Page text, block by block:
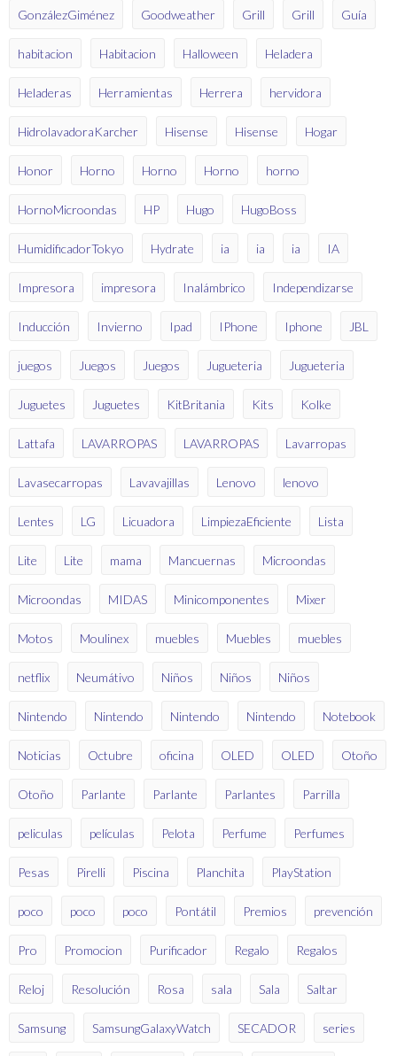
GonzálezGiménez Goodweather Grill Grill Guía
habitacion Habitacion Halloween Heladera
Heladeras Herramientas Herrera hervidora
HidrolavadoraKarcher Hisense Hisense Hogar
Honor Horno Horno Horno horno
HornoMicroondas HP Hugo HugoBoss
HumidificadorTokyo Hydrate ia ia ia IA
Impresora impresora Inalámbrico Independizarse
Inducción Invierno Ipad IPhone Iphone JBL
juegos Juegos Juegos Jugueteria Jugueteria
Juguetes Juguetes KitBritania Kits Kolke
Lattafa LAVARROPAS LAVARROPAS Lavarropas
Lavasecarropas Lavavajillas Lenovo lenovo
Lentes LG Licuadora LimpiezaEficiente Lista
Lite Lite mama Mancuernas Microondas
Microondas MIDAS Minicomponentes Mixer
Motos Moulinex muebles Muebles muebles
netflix Neumátivo Niños Niños Niños
Nintendo Nintendo Nintendo Nintendo Notebook
Noticias Octubre oficina OLED OLED Otoño
Otoño Parlante Parlante Parlantes Parrilla
peliculas películas Pelota Perfume Perfumes
Pesas Pirelli Piscina Planchita PlayStation
poco poco poco Pontátil Premios prevención
Pro Promocion Purificador Regalo Regalos
Reloj Resolución Rosa sala Sala Saltar
Samsung SamsungGalaxyWatch SECADOR series